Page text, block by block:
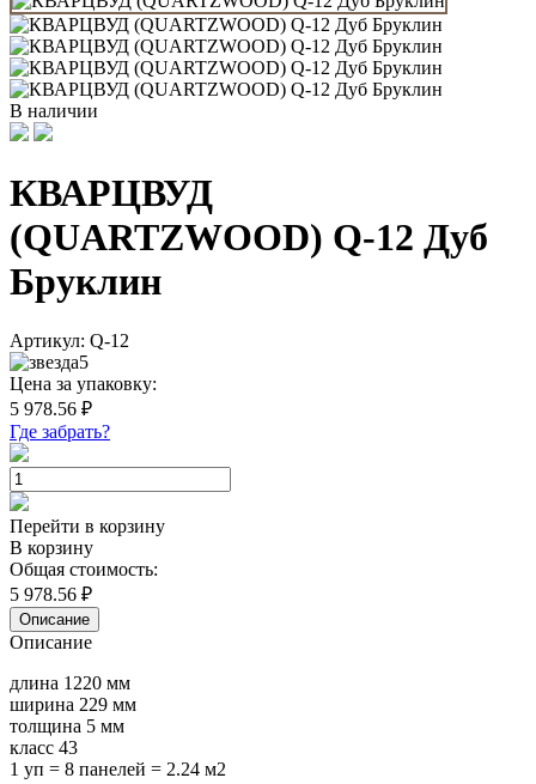
В наличии
КВАРЦВУД
(QUARTZWOOD) Q-12 Дуб
Бруклин
Артикул: Q-12
5
Цена за упаковку:
5 978.56 ₽
Где забрать?
Перейти в корзину
В корзину
Общая стоимость:
5 978.56 ₽
Описание
Описание
длина 1220 мм
ширина 229 мм
толщина 5 мм
класс 43
1 уп = 8 панелей = 2.24 м2